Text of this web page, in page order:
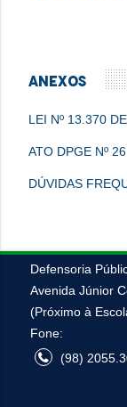
ANEXOS
LEI Nº 13.370
ATO DPGE Nº
DÚVIDAS
Defensoria
Avenida Júnior
(Próximo à
Fone:
(98)